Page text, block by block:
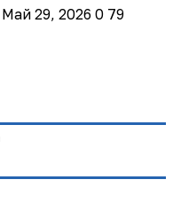
Май 29, 2026 0 79